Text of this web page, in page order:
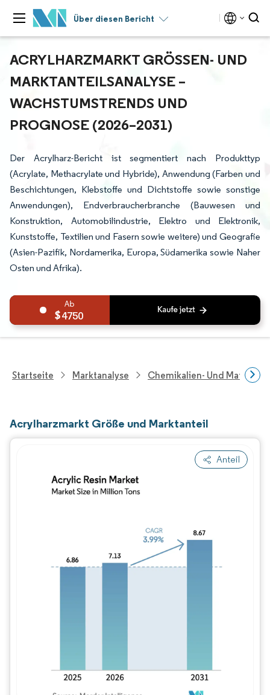
Über diesen Bericht
ACRYLHARZMARKT GRÖSSEN- UND M
ARKTANTEILSANALYSE – W
ACHSTUMSTRENDS UND P
ROGNOSE (2026–2031)
Der Acrylharz-Bericht ist segmentiert nach Produkttyp
(Acrylate, Methacrylate und Hybride), Anwendung (Farben und
Beschichtungen, Klebstoffe und Dichtstoffe sowie sonstige
Anwendungen), Endverbraucherbranche (Bauwesen und
Konstruktion, Automobilindustrie, Elektro und Elektronik,
Kunststoffe, Textilien und Fasern sowie weitere) und Geografie
(Asien-Pazifik, Nordamerika, Europa, Südamerika sowie Naher
Osten und Afrika).
4750
Startseite Marktanalyse Chemikalien- Und
Acrylharzmarkt Größe und Marktanteil
Anteil